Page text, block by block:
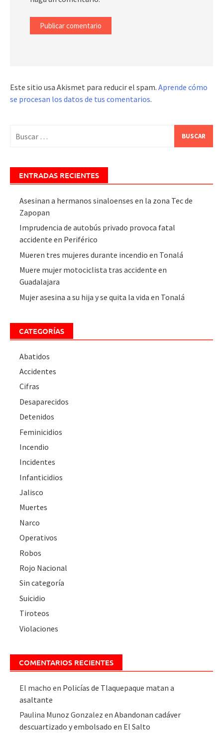
Este sitio usa Akismet para reducir el spam. Aprende cómo
se procesan los datos de tus comentarios.
ENTRADAS RECIENTES
Asesinan a hermanos sinaloenses en la zona Tec de
Zapopan
Imprudencia de autobús privado provoca fatal
accidente en Periférico
Mueren tres mujeres durante incendio en Tonalá
Muere mujer motociclista tras accidente en
Guadalajara
Mujer asesina a su hija y se quita la vida en Tonalá
CATEGORÍAS
Abatidos
Accidentes
Cifras
Desaparecidos
Detenidos
Feminicidios
Incendio
Incidentes
Infanticidios
Jalisco
Muertes
Narco
Operativos
Robos
Rojo Nacional
Sin categoría
Suicidio
Tiroteos
Violaciones
COMENTARIOS RECIENTES
El macho en Policías de Tlaquepaque matan a
asaltante
Paulina Munoz Gonzalez enAbandonan cadáver
descuartizado y embolsado en El Salto